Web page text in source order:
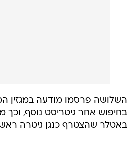
בחיפוש אחר גיטריסט נוסף, וכך
באטלר שהצטרף כנגן גיטרה